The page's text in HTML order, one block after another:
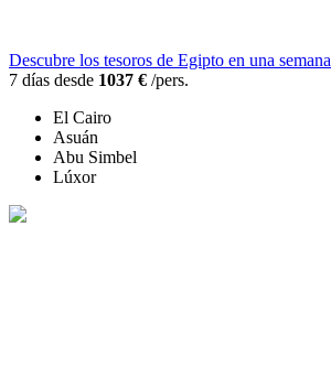
Descubre los tesoros de Egipto en una semana
7 días desde 1037 € /pers.
El Cairo
Asuán
Abu Simbel
Lúxor